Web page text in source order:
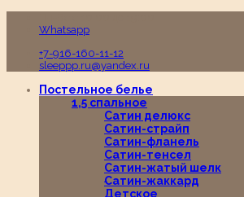
Whatsapp
+7-916-160-11-12
sleeppp.ru@yandex.ru
Постельное белье
1,5 спальное
Сатин делюкс
Сатин-страйп
Сатин-фланель
Сатин-тенсел
Сатин-жатый шелк
Сатин-жаккард
Детское